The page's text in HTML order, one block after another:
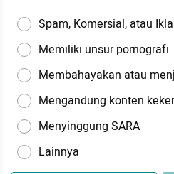
Spam, Komersial, atau
Memiliki unsur pornografi
Membahayakan atau
Mengandung konten
Menyinggung SARA
Lainnya